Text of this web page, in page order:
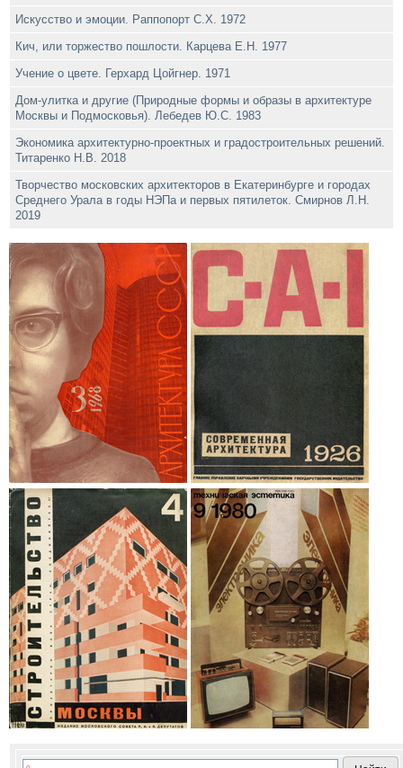
Искусство и эмоции. Раппопорт С.Х. 1972
Кич, или торжество пошлости. Карцева Е.Н. 1977
Учение о цвете. Герхард Цойгнер. 1971
Дом-улитка и другие (Природные формы и образы в архитектуре
Москвы и Подмосковья). Лебедев Ю.С. 1983
Экономика архитектурно-проектных и градостроительных решений.
Титаренко Н.В. 2018
Творчество московских архитекторов в Екатеринбурге и городах
Среднего Урала в годы НЭПа и первых пятилеток. Смирнов Л.Н.
2019